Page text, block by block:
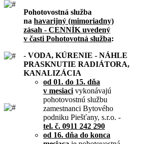
Pohotovostná služba
na havarijný (mimoriadny)
zásah - CENNÍK uvedený
v časti Pohotovotná služba:
- VODA, KÚRENIE - NÁHLE
PRASKNUTIE RADIÁTORA,
KANALIZÁCIA
od 01. do 15. dňa
v mesiaci vykonávajú
pohotovostnú službu
zamestnanci Bytového
podniku Piešťany, s.r.o. -
tel. č. 0911 242 290
od 16. dňa do konca